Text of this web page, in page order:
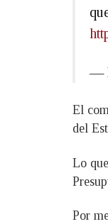
—
El
del
Lo
Por